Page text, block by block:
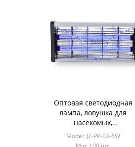
Оптовая светодиодная
лампа, ловушка для
насекомых,
домохозяйственная лампа,
убивающая комаров, с УФ-
Model: JZ-PP-02-6W